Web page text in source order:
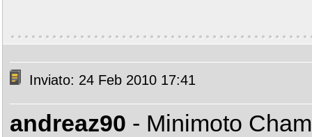
Inviato: 24 Feb 2010 17:41
andreaz90 - Minimoto